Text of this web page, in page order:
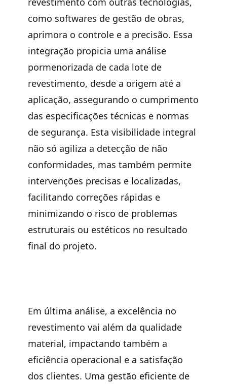
como softwares de gestão de obras,
aprimora o controle e a precisão. Essa
integração propicia uma análise
pormenorizada de cada lote de
revestimento, desde a origem até a
aplicação, assegurando o cumprimento
das especificações técnicas e normas
de segurança. Esta visibilidade integral
não só agiliza a detecção de não
conformidades, mas também permite
intervenções precisas e localizadas,
facilitando correções rápidas e
minimizando o risco de problemas
estruturais ou estéticos no resultado
final do projeto.
Em última análise, a excelência no
revestimento vai além da qualidade
material, impactando também a
eficiência operacional e a satisfação
dos clientes. Uma gestão eficiente de